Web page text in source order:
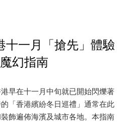
十一月「搶先」體驗
幻指南
早在十一月中旬就已開始閃爍著
「香港繽紛冬日巡禮」通常在此
飾遍佈海濱及城市各地。本指南